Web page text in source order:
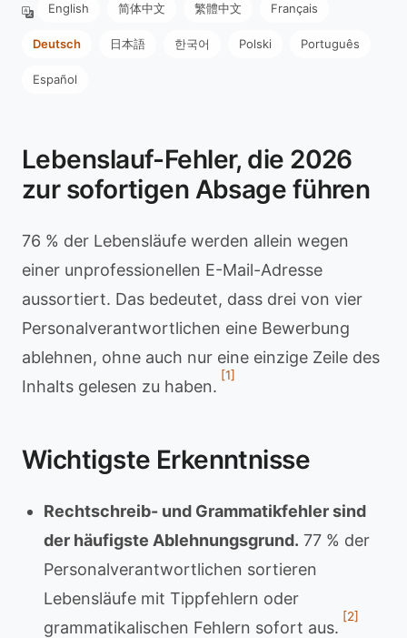
English 简体中文 繁體中文 Français
Deutsch 日本語 한국어 Polski Português
Español
Lebenslauf-Fehler, die 2026
zur sofortigen Absage führen
76 % der Lebensläufe werden allein wegen
einer unprofessionellen E-Mail-Adresse
aussortiert. Das bedeutet, dass drei von vier
Personalverantwortlichen eine Bewerbung
ablehnen, ohne auch nur eine einzige Zeile des
Inhalts gelesen zu haben.
[1]
Wichtigste Erkenntnisse
Rechtschreib- und Grammatikfehler sind
der häufigste Ablehnungsgrund. 77 % der
Personalverantwortlichen sortieren
Lebensläufe mit Tippfehlern oder
grammatikalischen Fehlern sofort aus.
[2]